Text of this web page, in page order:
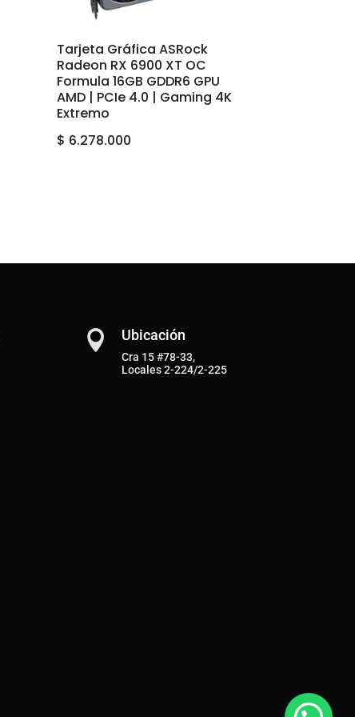
Tarjeta Gráfica ASRock
Radeon RX 6900 XT OC
Formula 16GB GDDR6 GPU
AMD | PCIe 4.0 | Gaming 4K
Extremo
$ 6.278.000
 Ubicación
Cra 15 #78-33,
Locales 2-224/2-225